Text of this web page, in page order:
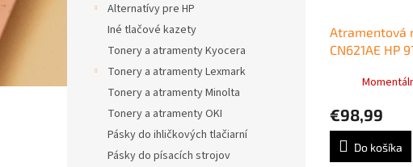
Alternatívy pre HP
Iné tlačové kazety
Tonery a atramenty Kyocera
Tonery a atramenty Lexmark
Tonery a atramenty Minolta
Tonery a atramenty OKI
Pásky do ihličkových tlačiarní
Pásky do písacích strojov
Atramentová
CN621AE HP
X451dw/
€98,99
Do košíka